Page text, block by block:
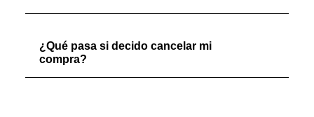
¿Qué pasa si decido cancelar mi
compra?